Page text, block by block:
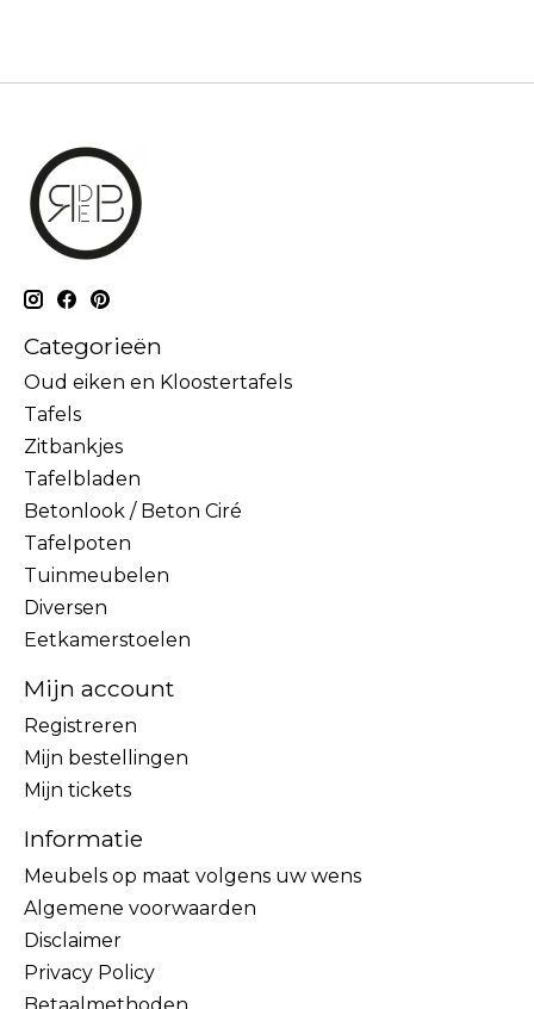
Categorieën
Oud eiken en Kloostertafels
Tafels
Zitbankjes
Tafelbladen
Betonlook / Beton Ciré
Tafelpoten
Tuinmeubelen
Diversen
Eetkamerstoelen
Mijn account
Registreren
Mijn bestellingen
Mijn tickets
Informatie
Meubels op maat volgens uw wens
Algemene voorwaarden
Disclaimer
Privacy Policy
Betaalmethoden